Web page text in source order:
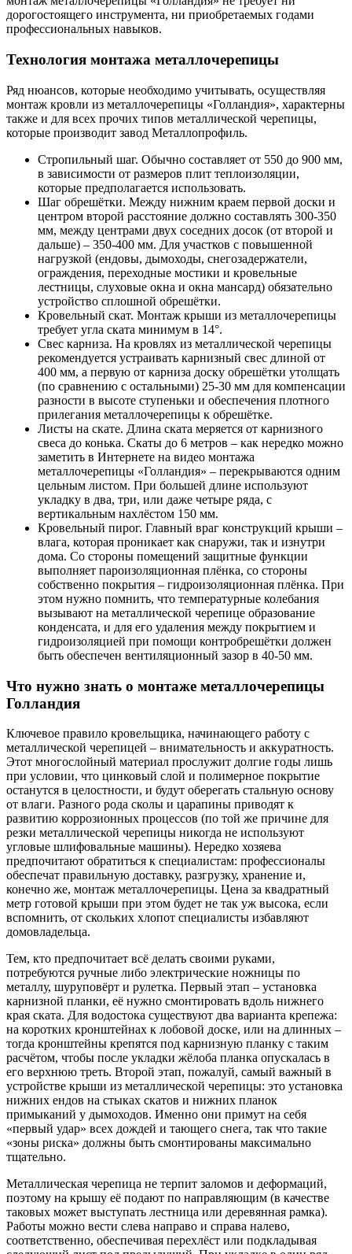
дорогостоящего инструмента, ни приобретаемых годами
профессиональных навыков.
Технология монтажа металлочерепицы
Ряд нюансов, которые необходимо учитывать, осуществляя
монтаж кровли из металлочерепицы «Голландия», характерны
также и для всех прочих типов металлической черепицы,
которые производит завод Металлопрофиль.
Стропильный шаг. Обычно составляет от 550 до 900 мм,
в зависимости от размеров плит теплоизоляции,
которые предполагается использовать.
Шаг обрешётки. Между нижним краем первой доски и
центром второй расстояние должно составлять 300-350
мм, между центрами двух соседних досок (от второй и
дальше) – 350-400 мм. Для участков с повышенной
нагрузкой (ендовы, дымоходы, снегозадержатели,
ограждения, переходные мостики и кровельные
лестницы, слуховые окна и окна мансард) обязательно
устройство сплошной обрешётки.
Кровельный скат. Монтаж крыши из металлочерепицы
требует угла ската минимум в 14°.
Свес карниза. На кровлях из металлической черепицы
рекомендуется устраивать карнизный свес длиной от
400 мм, а первую от карниза доску обрешётки утолщать
(по сравнению с остальными) 25-30 мм для компенсации
разности в высоте ступеньки и обеспечения плотного
прилегания металлочерепицы к обрешётке.
Листы на скате. Длина ската меряется от карнизного
свеса до конька. Скаты до 6 метров – как нередко можно
заметить в Интернете на видео монтажа
металлочерепицы «Голландия» – перекрываются одним
цельным листом. При большей длине используют
укладку в два, три, или даже четыре ряда, с
вертикальным нахлёстом 150 мм.
Кровельный пирог. Главный враг конструкций крыши –
влага, которая проникает как снаружи, так и изнутри
дома. Со стороны помещений защитные функции
выполняет пароизоляционная плёнка, со стороны
собственно покрытия – гидроизоляционная плёнка. При
этом нужно помнить, что температурные колебания
вызывают на металлической черепице образование
конденсата, и для его удаления между покрытием и
гидроизоляцией при помощи контробрешётки должен
быть обеспечен вентиляционный зазор в 40-50 мм.
Что нужно знать о монтаже металлочерепицы
Голландия
Ключевое правило кровельщика, начинающего работу с
металлической черепицей – внимательность и аккуратность.
Этот многослойный материал прослужит долгие годы лишь
при условии, что цинковый слой и полимерное покрытие
останутся в целостности, и будут оберегать стальную основу
от влаги. Разного рода сколы и царапины приводят к
развитию коррозионных процессов (по той же причине для
резки металлической черепицы никогда не используют
угловые шлифовальные машины). Нередко хозяева
предпочитают обратиться к специалистам: профессионалы
обеспечат правильную доставку, разгрузку, хранение и,
конечно же, монтаж металлочерепицы. Цена за квадратный
метр готовой крыши при этом будет не так уж высока, если
вспомнить, от скольких хлопот специалисты избавляют
домовладельца.
Тем, кто предпочитает всё делать своими руками,
потребуются ручные либо электрические ножницы по
металлу, шуруповёрт и рулетка. Первый этап – установка
карнизной планки, её нужно смонтировать вдоль нижнего
края ската. Для водостока существуют два варианта крепежа:
на коротких кронштейнах к лобовой доске, или на длинных –
тогда кронштейны крепятся под карнизную планку с таким
расчётом, чтобы после укладки жёлоба планка опускалась в
его верхнюю треть. Второй этап, пожалуй, самый важный в
устройстве крыши из металлической черепицы: это установка
нижних ендов на стыках скатов и нижних планок
примыканий у дымоходов. Именно они примут на себя
«первый удар» всех дождей и тающего снега, так что такие
«зоны риска» должны быть смонтированы максимально
тщательно.
Металлическая черепица не терпит заломов и деформаций,
поэтому на крышу её подают по направляющим (в качестве
таковых может выступать лестница или деревянная рамка).
Работы можно вести слева направо и справа налево,
соответственно, обеспечивая перехлёст или подкладывая